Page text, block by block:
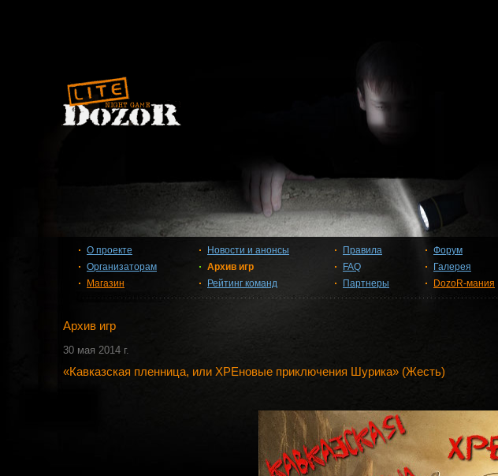
О проекте
Организаторам
Магазин
Новости и анонсы
Архив игр
Рейтинг команд
Правила
FAQ
Партнеры
Форум
Галерея
DozoR-мания
Архив игр
30 мая 2014 г.
«Кавказская пленница, или ХРЕновые приключения Шурика» (Жесть)